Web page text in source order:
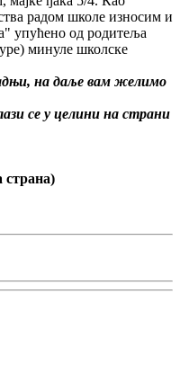
радом школе износим и
упућено од родитеља
минуле школске
на даље вам желимо
се у целини на страни
страна)